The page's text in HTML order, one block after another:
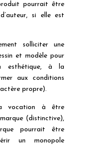
pourrait être
si elle est
solliciter une
et modèle pour
esthétique, à la
aux conditions
propre).
vocation à être
(distinctive),
pourrait être
un monopole